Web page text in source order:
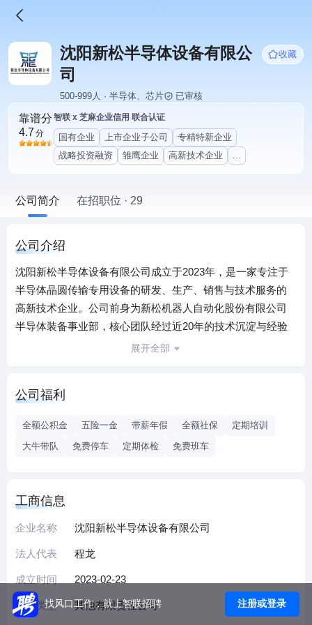
沈阳新松半导体设备有限公
司
收藏
500-999人 · 半导体、芯片 已审核
靠谱分
4.7 分
智联 x 芝麻企业信用 联合认证
国有企业 上市企业子公司
专精特新企业
战略投资融资
雏鹰企业 高新技术企业 ...
公司简介 在招职位 · 29
公司介绍
沈阳新松半导体设备有限公司成立于2023年，是一家专注于
半导体晶圆传输专用设备的研发、生产、销售与技术服务的
高新技术企业。公司前身为新松机器人自动化股份有限公司
半导体装备事业部，核心团队经过近20年的技术沉淀与经验
积累，打造了拥有完全自主知识产权的自动化核心系列产
设备有限公司，目前拥有400 余人的高水平技术研发团队，
工艺制程，为世界各地的半导体设备供应商提供高效和可靠
展开全部
公司福利
全额公积金 五险一金 带薪年假 全额社保
定期培训
大牛带队
免费停车 定期体检 免费班车
工商信息
企业名称 沈阳新松半导体设备有限公司
法人代表 程龙
成立时间 2023-02-23
企业类型 其他有限责任公司
找风口工作，就上智联招聘 注册或登录